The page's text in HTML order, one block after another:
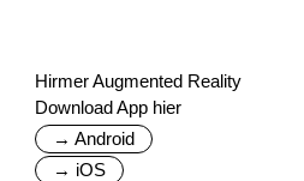
Hirmer Augmented Reality
Download App hier
→ Android
→ iOS